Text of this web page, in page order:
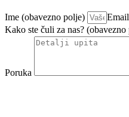
Ime (obavezno polje)
Kako ste čuli za nas? (obavezno
Poruka